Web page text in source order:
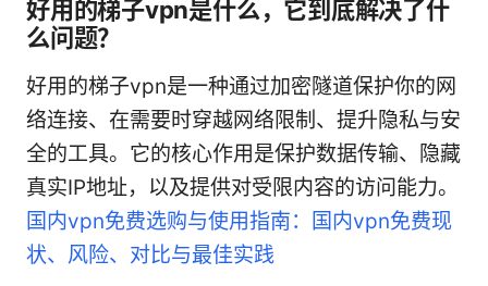
好用的梯子vpn是什么，它到底解决了什
么问题？
好用的梯子vpn是一种通过加密隧道保护你的网
络连接、在需要时穿越网络限制、提升隐私与安
全的工具。它的核心作用是保护数据传输、隐藏
真实IP地址，以及提供对受限内容的访问能力。
国内vpn免费选购与使用指南：国内vpn免费现
状、风险、对比与最佳实践